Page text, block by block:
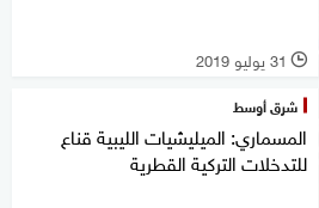
l 31 يوليو 2019
شرق أوسط
المسماري: الميليشيات الليبية قناع
للتدخلات التركية القطرية